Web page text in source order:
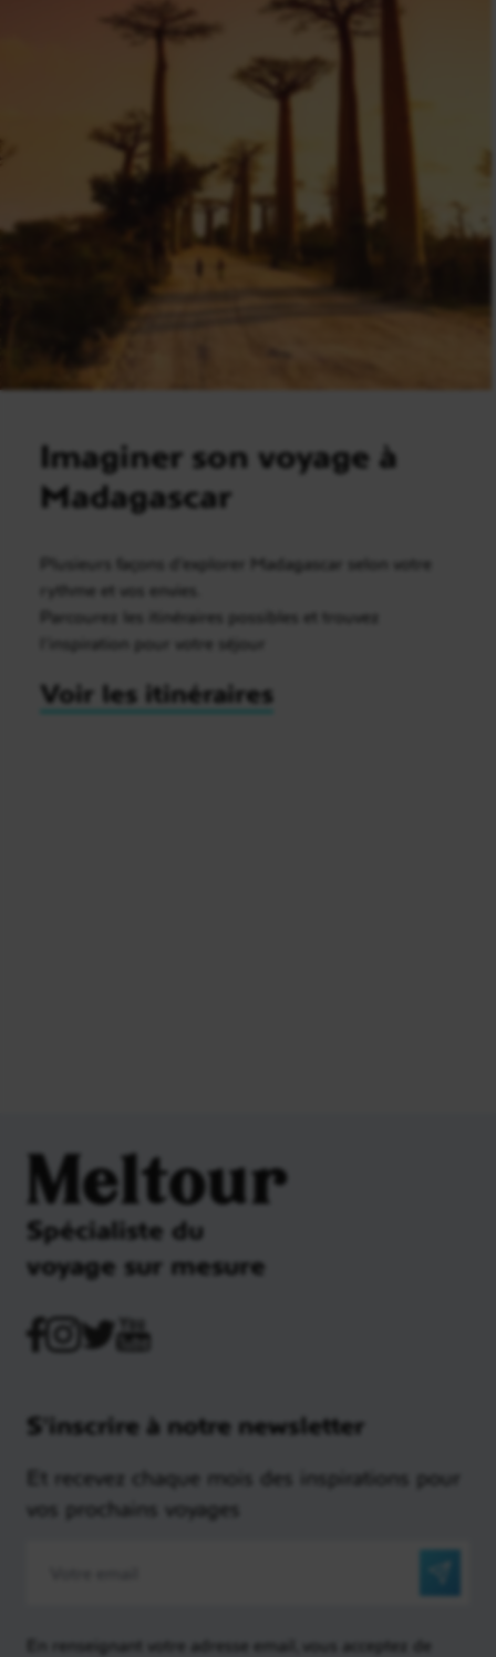
Imaginer son voyage à
Madagascar
Plusieurs façons d’explorer Madagascar selon votre
rythme et vos envies.
Parcourez les itinéraires possibles et trouvez
l’inspiration pour votre séjour
Voir les itinéraires
Meltour
Spécialiste du
voyage sur mesure
S'inscrire à notre newsletter
Et recevez chaque mois des inspirations pour
vos prochains voyages
En renseignant votre adresse email, vous acceptez de